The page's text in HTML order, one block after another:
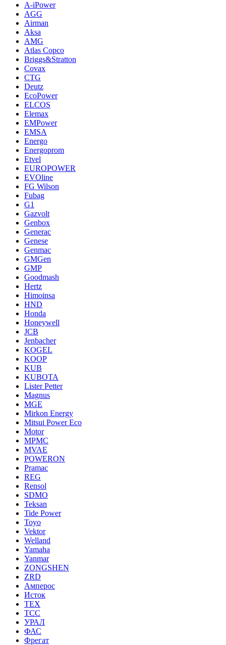
A-iPower
AGG
Airman
Aksa
AMG
Atlas Copco
Briggs&Stratton
Covax
CTG
Deutz
EcoPower
ELCOS
Elemax
EMPower
EMSA
Energo
Energoprom
Etvel
EUROPOWER
EVOline
FG Wilson
Fubag
G1
Gazvolt
Genbox
Generac
Genese
Genmac
GMGen
GMP
Goodmash
Hertz
Himoinsa
HND
Honda
Honeywell
JCB
Jenbacher
KOGEL
KOOP
KUB
KUBOTA
Lister Petter
Magnus
MGE
Mirkon Energy
Mitsui Power Eco
Motor
MPMC
MVAE
POWERON
Pramac
REG
Rensol
SDMO
Teksan
Tide Power
Toyo
Vektor
Welland
Yamaha
Yanmar
ZONGSHEN
ZRD
Амперос
Исток
ТЕХ
ТСС
УРАЛ
ФАС
Фрегат